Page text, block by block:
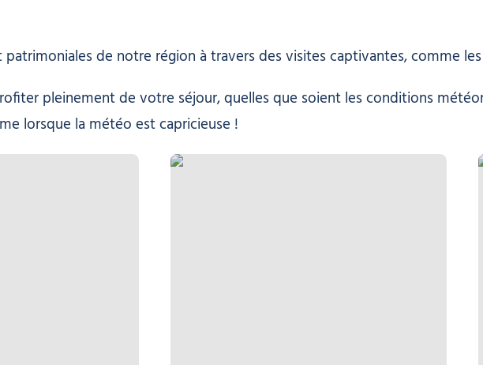
de notre région à travers des visites captivantes, comme
pleinement de votre séjour, quelles que soient les conditions
lorsque la météo est capricieuse !
Tisseyre/CCHC Visite de la fruitière de Morzine – L’Alpage, © Office de tourisme de